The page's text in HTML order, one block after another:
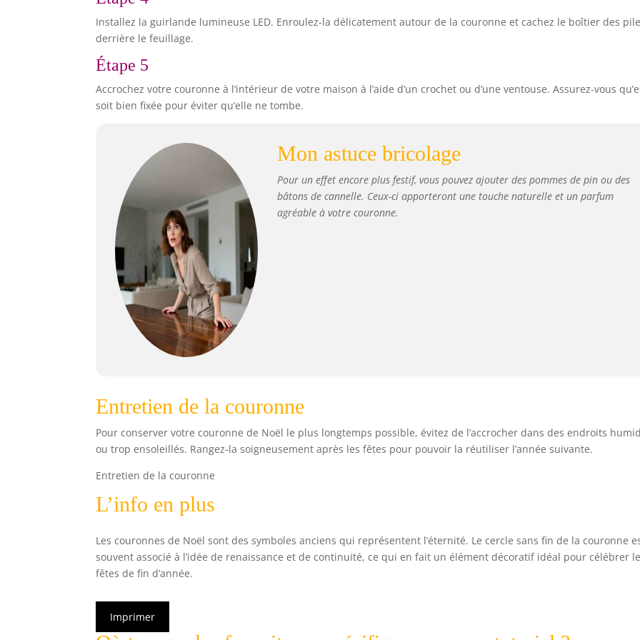
Installez la guirlande lumineuse LED. Enroulez-la délicatement autour de la couronne et cachez le boîtier des
derrière le feuillage.
Étape 5
Accrochez votre couronne à l’intérieur de votre maison à l’aide d’un crochet ou d’une ventouse. Assurez-vous
soit bien fixée pour éviter qu’elle ne tombe.
Mon astuce bricolage
Pour un effet encore plus festif, vous pouvez ajouter des pommes de pin ou des
bâtons de cannelle. Ceux-ci apporteront une touche naturelle et un parfum
agréable à votre couronne.
Entretien de la couronne
Pour conserver votre couronne de Noël le plus longtemps possible, évitez de l’accrocher dans des endroits
ou trop ensoleillés. Rangez-la soigneusement après les fêtes pour pouvoir la réutiliser l’année suivante.
Entretien de la couronne
L’info en plus
Les couronnes de Noël sont des symboles anciens qui représentent l’éternité. Le cercle sans fin de la couronne
souvent associé à l’idée de renaissance et de continuité, ce qui en fait un élément décoratif idéal pour célébrer
fêtes de fin d’année.
Imprimer